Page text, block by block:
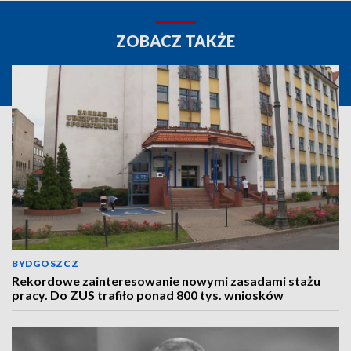
ZOBACZ TAKŻE
BYDGOSZCZ
Rekordowe zainteresowanie nowymi zasadami stażu
pracy. Do ZUS trafiło ponad 800 tys. wniosków